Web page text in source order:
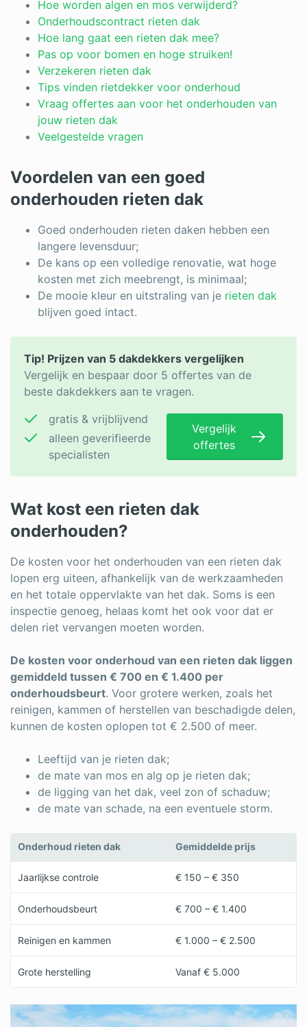
Zonwering
Bent u een vakspecialist?
Log in
Hoe worden algen en mos verwijderd?
Onderhoudscontract rieten dak
Hoe lang gaat een rieten dak mee?
Pas op voor bomen en hoge struiken!
Verzekeren rieten dak
Tips vinden rietdekker voor onderhoud
Vraag offertes aan voor het onderhouden van
jouw rieten dak
Veelgestelde vragen
Voordelen van een goed
onderhouden rieten dak
Goed onderhouden rieten daken hebben een
langere levensduur;
De kans op een volledige renovatie, wat hoge
kosten met zich meebrengt, is minimaal;
De mooie kleur en uitstraling van je rieten dak
blijven goed intact.
Tip! Prijzen van 5 dakdekkers vergelijken
Vergelijk en bespaar door 5 offertes van de
beste dakdekkers aan te vragen.
gratis & vrijblijvend
alleen geverifieerde
specialisten
Vergelijk
offertes
Wat kost een rieten dak
onderhouden?
De kosten voor het onderhouden van een rieten dak
lopen erg uiteen, afhankelijk van de werkzaamheden
en het totale oppervlakte van het dak. Soms is een
inspectie genoeg, helaas komt het ook voor dat er
delen riet vervangen moeten worden.
De kosten voor onderhoud van een rieten dak liggen
gemiddeld tussen € 700 en € 1.400 per
onderhoudsbeurt. Voor grotere werken, zoals het
reinigen, kammen of herstellen van beschadigde delen,
kunnen de kosten oplopen tot € 2.500 of meer.
Leeftijd van je rieten dak;
de mate van mos en alg op je rieten dak;
de ligging van het dak, veel zon of schaduw;
de mate van schade, na een eventuele storm.
Onderhoud rieten dak Gemiddelde prijs
Jaarlijkse controle € 150 – € 350
Onderhoudsbeurt € 700 – € 1.400
Reinigen en kammen € 1.000 – € 2.500
Grote herstelling Vanaf € 5.000